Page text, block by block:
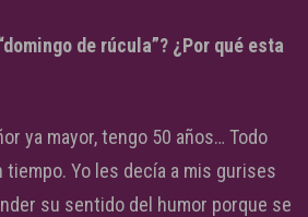
de rúcula”? ¿Por qué esta
ya mayor, tengo 50 años… Todo
tiempo. Yo les decía a mis gurises
su sentido del humor porque se